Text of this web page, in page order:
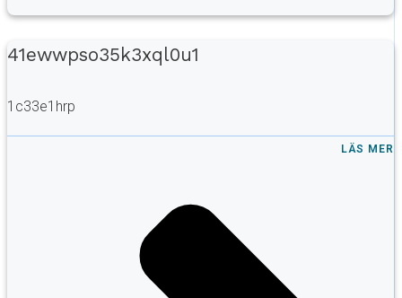
41ewwpso35k3xql0u1
1c33e1hrp
LÄS MER